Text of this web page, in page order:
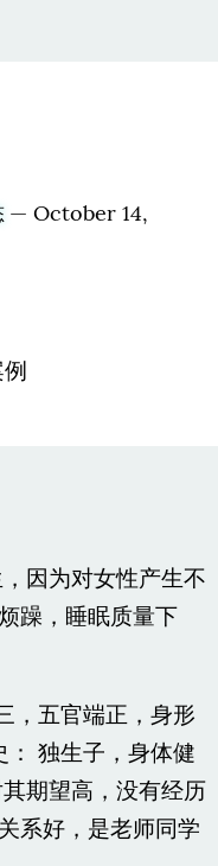
—October 14,
因为对女性产生不
躁，睡眠质量下
，五官端正，身形
独生子，身体健
期望高，没有经历
系好，是老师同学